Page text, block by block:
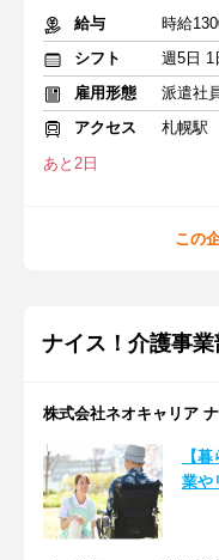
給与
時給
シフト
週5日 1
雇用形態
派遣社
アクセス
札幌駅
あと2日
この
ナイス！介護事業
株式会社ネオキャリア
【
業や